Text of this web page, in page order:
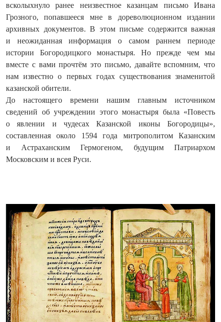
всколыхнуло ранее неизвестное казанцам письмо Ивана
Грозного, попавшееся мне в дореволюционном издании
архивных документов. В этом письме содержится важная
и неожиданная информация о самом раннем пе­риоде
истории Богородицкого монастыря. Но прежде чем мы
вместе с вами прочтём это письмо, давайте вспомним, что
нам известно о первых годах существования знаменитой
казанской обители.
До настоящего времени нашим главным источником
сведений об учреждении этого монастыря была «Повесть
о явлении и чудесах Казанской иконы Богородицы»,
составленная около 1594 года митрополитом Казанским
и Астраханским Гермогеном, будущим Патриархом
Московским и всея Руси.